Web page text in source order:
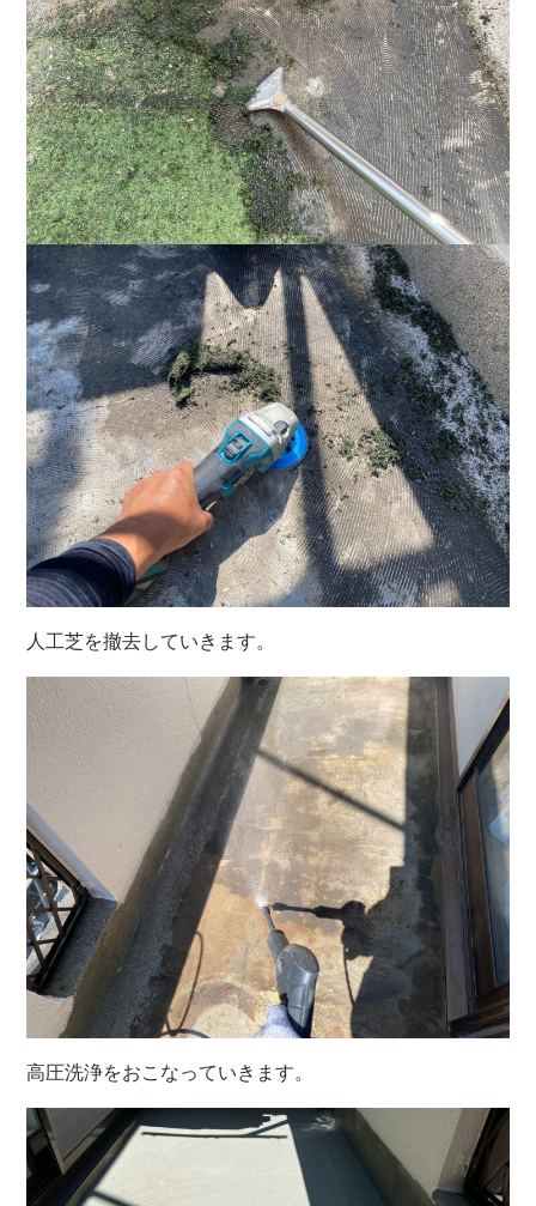
人工芝を撤去していきます。
高圧洗浄をおこなっていきます。